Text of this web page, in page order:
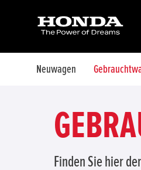
Neuwagen
Finden Sie hier